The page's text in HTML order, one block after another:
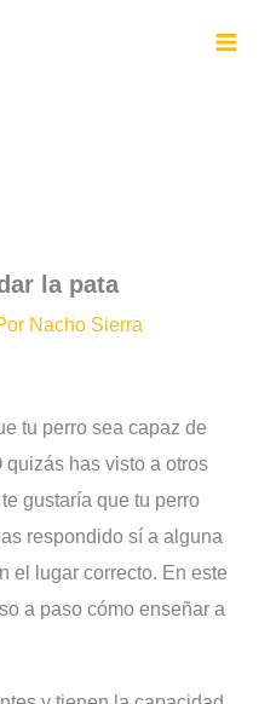
la pata
Nacho Sierra
tu perro sea capaz de
has visto a otros
gustaría que tu perro
respondido sí a alguna
el lugar correcto. En este
a paso cómo enseñar a